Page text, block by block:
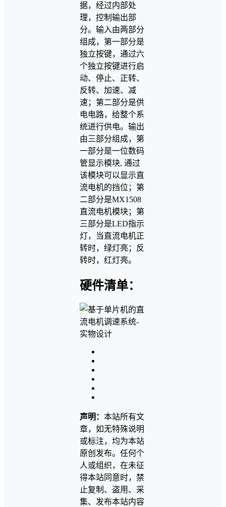
据，经过内部处
理，控制输出部
分。输入由两部分
组成，第一部分是
独立按键，通过六
个独立按键进行启
动、停止、正转、
反转、加速、减
速；第二部分是供
电电路，给整个系
统进行供电。输出
由三部分组成，第
一部分是一位数码
管显示模块, 通过
该模块可以显示直
流电机的挡位；第
二部分是MX1508
直流电机模块；第
三部分是LED指示
灯，当直流电机正
转时，绿灯亮；反
转时，红灯亮。
硬件清单：
声明： 本站所有文
章，如无特殊说明
或标注，均为本站
原创发布。任何个
人或组织，在未征
得本站同意时，禁
止复制、盗用、采
集、发布本站内容